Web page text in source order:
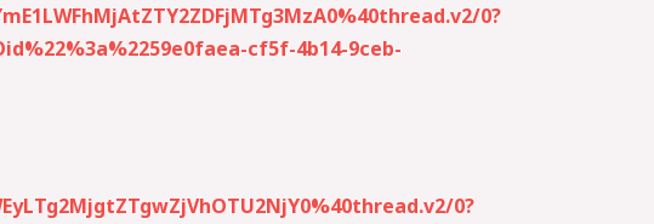
0?
cf5f-4b14-9ceb-
0?